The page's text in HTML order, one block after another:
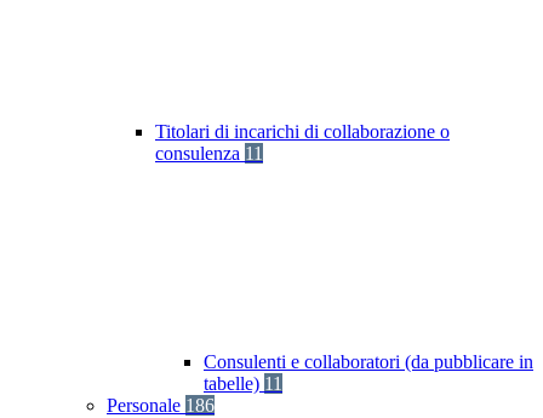
Titolari di incarichi di collaborazione o
consulenza 11
Consulenti e collaboratori (da pubblicare in
tabelle) 11
Personale 186